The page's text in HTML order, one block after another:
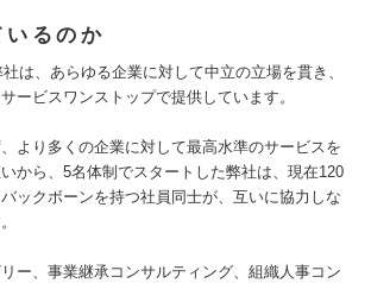
いるのか
は、あらゆる企業に対して中立の立場を貫き、
ービスワンストップで提供しています。
より多くの企業に対して最高水準のサービスを
から、5名体制でスタートした弊社は、現在120
ックボーンを持つ社員同士が、互いに協力しな
ー、事業継承コンサルティング、組織人事コン